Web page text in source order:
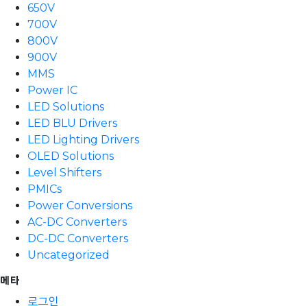
650V
700V
800V
900V
MMS
Power IC
LED Solutions
LED BLU Drivers
LED Lighting Drivers
OLED Solutions
Level Shifters
PMICs
Power Conversions
AC-DC Converters
DC-DC Converters
Uncategorized
메타
로그인